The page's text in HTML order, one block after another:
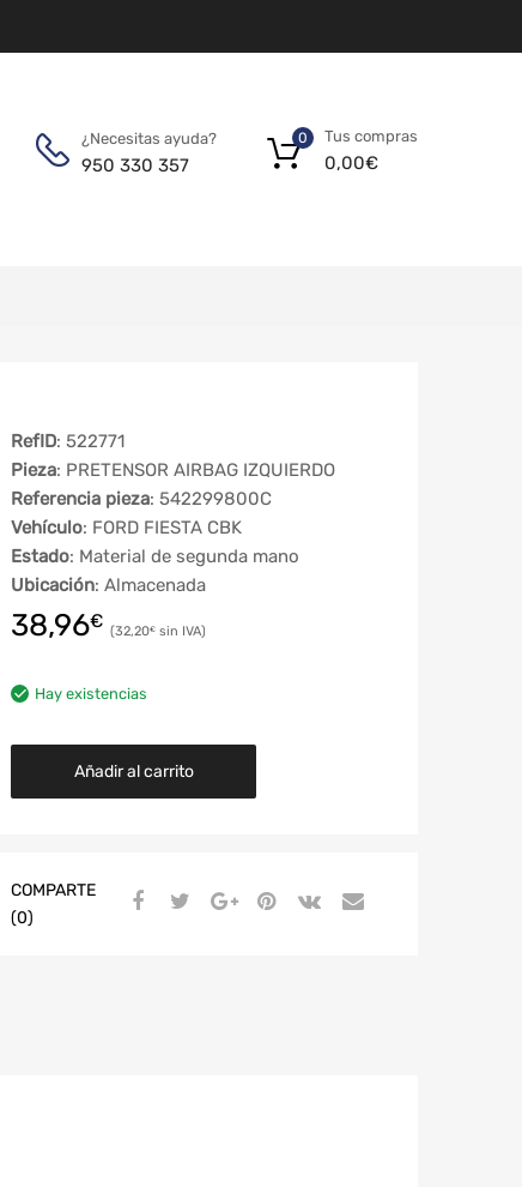
¿Necesitas ayuda?
950 330 357
Tus compras
0,00€
0
RefID: 522771
Pieza: PRETENSOR AIRBAG IZQUIERDO
Referencia pieza: 542299800C
Vehículo: FORD FIESTA CBK
Estado: Material de segunda mano
Ubicación: Almacenada
38,96€ 32,20€
Hay existencias
Añadir al carrito
COMPARTE
(0)